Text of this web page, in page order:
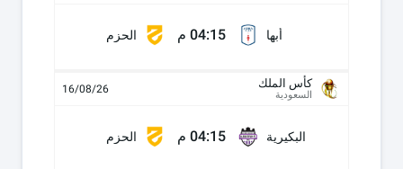
أبها 04:15 م الحزم
كأس الملك
السعودية 16/08/26
البكيرية 04:15 م الحزم